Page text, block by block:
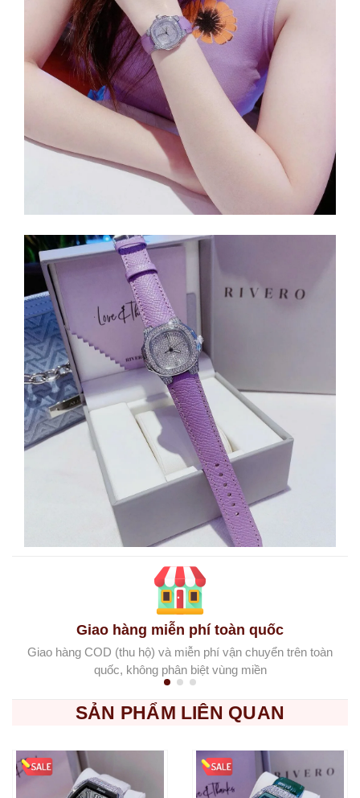
Giao hàng miễn phí toàn quốc
Giao hàng COD (thu hộ) và miễn phí vận chuyển trên toàn
quốc, không phân biệt vùng miền
SẢN PHẨM LIÊN QUAN